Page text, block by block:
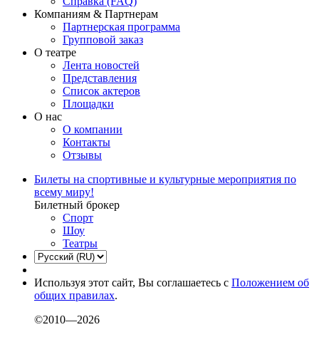
Компаниям & Партнерам
Партнерская программа
Групповой заказ
О театре
Лента новостей
Представления
Список актеров
Площадки
О нас
О компании
Контакты
Отзывы
Билеты на спортивные и культурные мероприятия по
всему миру!
Билетный брокер
Спорт
Шоу
Театры
Используя этот сайт, Вы соглашаетесь с Положением об
общих правилах.
©2010—2026